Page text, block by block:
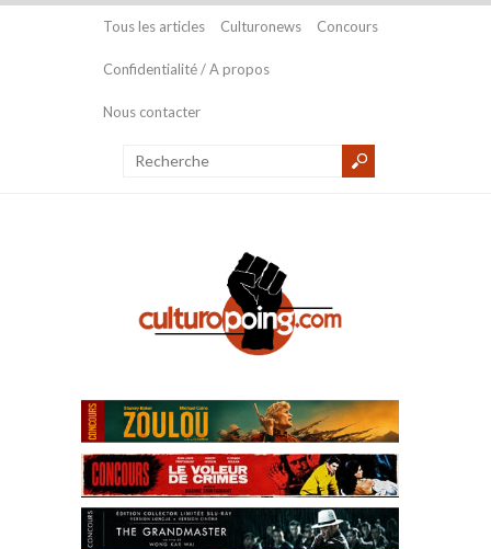
Tous les articles Culturonews Concours
Confidentialité / A propos
Nous contacter